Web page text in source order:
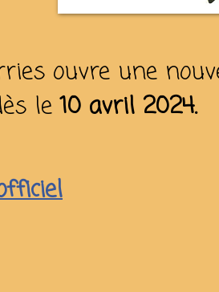
ouvre une
le10 avril 2024.